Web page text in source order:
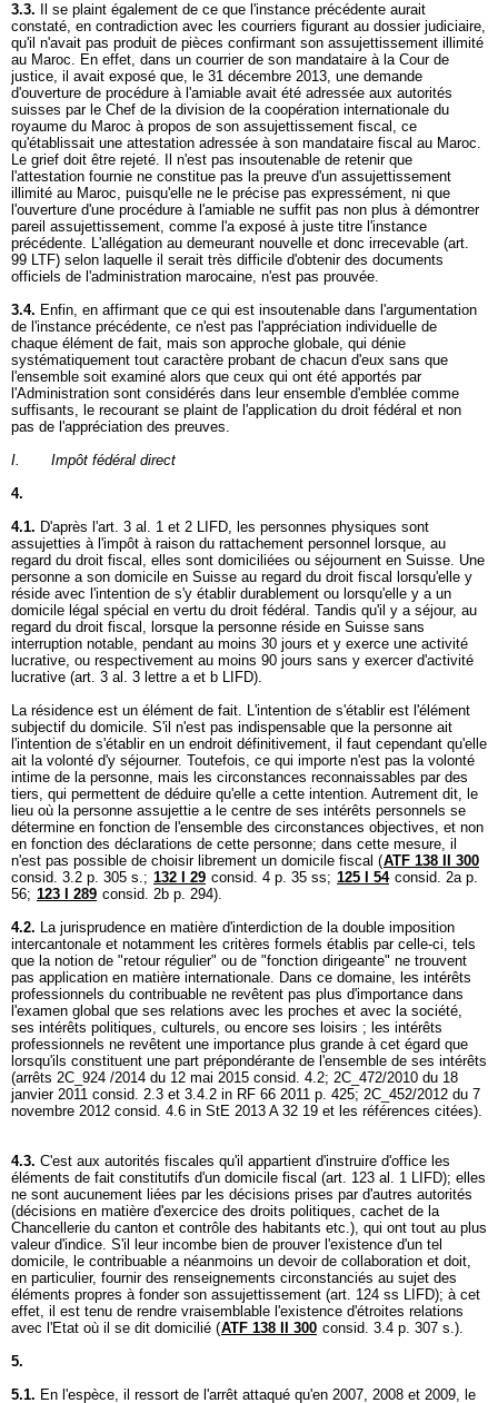
3.3. Il se plaint également de ce que l'instance précédente aurait
constaté, en contradiction avec les courriers figurant au dossier judiciaire,
qu'il n'avait pas produit de pièces confirmant son assujettissement illimité
au Maroc. En effet, dans un courrier de son mandataire à la Cour de
justice, il avait exposé que, le 31 décembre 2013, une demande
d'ouverture de procédure à l'amiable avait été adressée aux autorités
suisses par le Chef de la division de la coopération internationale du
royaume du Maroc à propos de son assujettissement fiscal, ce
qu'établissait une attestation adressée à son mandataire fiscal au Maroc.
Le grief doit être rejeté. Il n'est pas insoutenable de retenir que
l'attestation fournie ne constitue pas la preuve d'un assujettissement
illimité au Maroc, puisqu'elle ne le précise pas expressément, ni que
l'ouverture d'une procédure à l'amiable ne suffit pas non plus à démontrer
pareil assujettissement, comme l'a exposé à juste titre l'instance
précédente. L'allégation au demeurant nouvelle et donc irrecevable (art.
99 LTF) selon laquelle il serait très difficile d'obtenir des documents
officiels de l'administration marocaine, n'est pas prouvée.
3.4. Enfin, en affirmant que ce qui est insoutenable dans l'argumentation
de l'instance précédente, ce n'est pas l'appréciation individuelle de
chaque élément de fait, mais son approche globale, qui dénie
systématiquement tout caractère probant de chacun d'eux sans que
l'ensemble soit examiné alors que ceux qui ont été apportés par
l'Administration sont considérés dans leur ensemble d'emblée comme
suffisants, le recourant se plaint de l'application du droit fédéral et non
pas de l'appréciation des preuves.
I. Impôt fédéral direct
4.
4.1. D'après l'art. 3 al. 1 et 2 LIFD, les personnes physiques sont
assujetties à l'impôt à raison du rattachement personnel lorsque, au
regard du droit fiscal, elles sont domiciliées ou séjournent en Suisse. Une
personne a son domicile en Suisse au regard du droit fiscal lorsqu'elle y
réside avec l'intention de s'y établir durablement ou lorsqu'elle y a un
domicile légal spécial en vertu du droit fédéral. Tandis qu'il y a séjour, au
regard du droit fiscal, lorsque la personne réside en Suisse sans
interruption notable, pendant au moins 30 jours et y exerce une activité
lucrative, ou respectivement au moins 90 jours sans y exercer d'activité
lucrative (art. 3 al. 3 lettre a et b LIFD).
La résidence est un élément de fait. L'intention de s'établir est l'élément
subjectif du domicile. S'il n'est pas indispensable que la personne ait
l'intention de s'établir en un endroit définitivement, il faut cependant qu'elle
ait la volonté d'y séjourner. Toutefois, ce qui importe n'est pas la volonté
intime de la personne, mais les circonstances reconnaissables par des
tiers, qui permettent de déduire qu'elle a cette intention. Autrement dit, le
lieu où la personne assujettie a le centre de ses intérêts personnels se
détermine en fonction de l'ensemble des circonstances objectives, et non
en fonction des déclarations de cette personne; dans cette mesure, il
n'est pas possible de choisir librement un domicile fiscal (ATF 138 II 300
consid. 3.2 p. 305 s.; 132 I 29 consid. 4 p. 35 ss; 125 I 54 consid. 2a p.
56; 123 I 289 consid. 2b p. 294).
4.2. La jurisprudence en matière d'interdiction de la double imposition
intercantonale et notamment les critères formels établis par celle-ci, tels
que la notion de "retour régulier" ou de "fonction dirigeante" ne trouvent
pas application en matière internationale. Dans ce domaine, les intérêts
professionnels du contribuable ne revêtent pas plus d'importance dans
l'examen global que ses relations avec les proches et avec la société,
ses intérêts politiques, culturels, ou encore ses loisirs ; les intérêts
professionnels ne revêtent une importance plus grande à cet égard que
lorsqu'ils constituent une part prépondérante de l'ensemble de ses intérêts
(arrêts 2C_924 /2014 du 12 mai 2015 consid. 4.2; 2C_472/2010 du 18
janvier 2011 consid. 2.3 et 3.4.2 in RF 66 2011 p. 425; 2C_452/2012 du 7
novembre 2012 consid. 4.6 in StE 2013 A 32 19 et les références citées).
4.3. C'est aux autorités fiscales qu'il appartient d'instruire d'office les
éléments de fait constitutifs d'un domicile fiscal (art. 123 al. 1 LIFD); elles
ne sont aucunement liées par les décisions prises par d'autres autorités
(décisions en matière d'exercice des droits politiques, cachet de la
Chancellerie du canton et contrôle des habitants etc.), qui ont tout au plus
valeur d'indice. S'il leur incombe bien de prouver l'existence d'un tel
domicile, le contribuable a néanmoins un devoir de collaboration et doit,
en particulier, fournir des renseignements circonstanciés au sujet des
éléments propres à fonder son assujettissement (art. 124 ss LIFD); à cet
effet, il est tenu de rendre vraisemblable l'existence d'étroites relations
avec l'Etat où il se dit domicilié (ATF 138 II 300 consid. 3.4 p. 307 s.).
5.
5.1. En l'espèce, il ressort de l'arrêt attaqué qu'en 2007, 2008 et 2009, le